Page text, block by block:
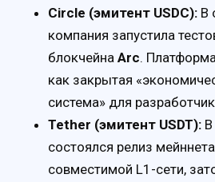
Circle (эмитент USDC): В
компания запустила
блокчейна Arc.
как закрытая
система» для
Tether (эмитент USDT):
состоялся релиз мейннета
совместимой L1-сети,